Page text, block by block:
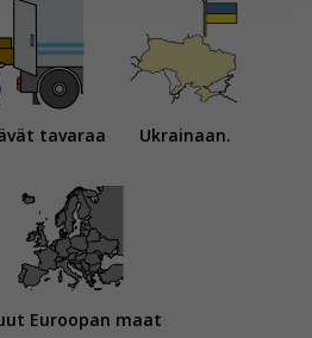
tavaraa Ukrainaan.
Euroopan maat
näiden evästeiden käytön.